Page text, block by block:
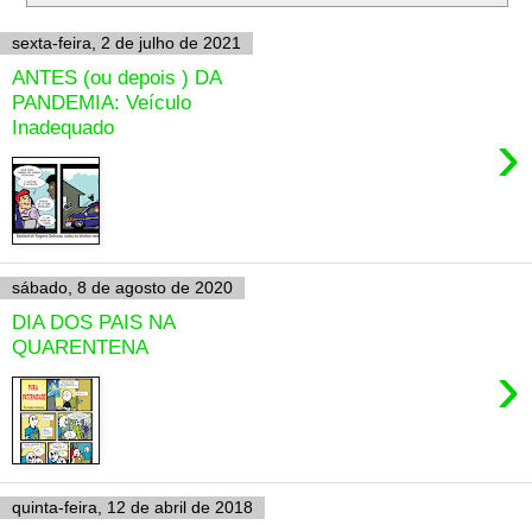
sexta-feira, 2 de julho de 2021
ANTES (ou depois ) DA
PANDEMIA: Veículo
Inadequado
›
sábado, 8 de agosto de 2020
DIA DOS PAIS NA
QUARENTENA
›
quinta-feira, 12 de abril de 2018